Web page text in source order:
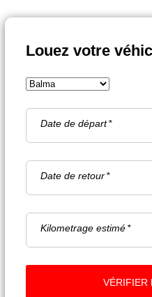
Louez votre
Date de départ
Date de retour
Kilometrage estimé
VÉRIFIER